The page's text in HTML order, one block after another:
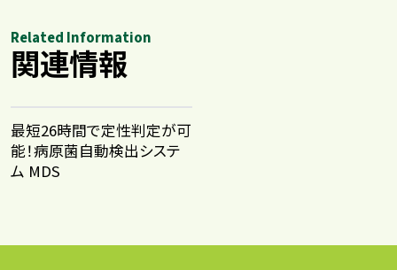
Related Information
関連情報
最短26時間で定性判定が可
能！病原菌自動検出システ
ム MDS